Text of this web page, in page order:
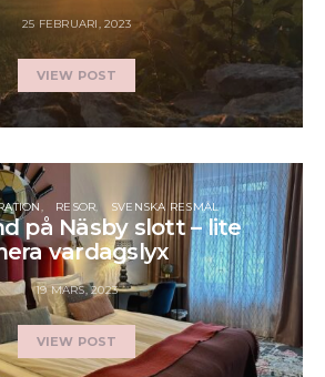
25 FEBRUARI, 2023
VIEW POST
RESOR SVENSKA RESMÅL
på Näsby slott – lite
vardagslyx
19 MARS, 2023
VIEW POST